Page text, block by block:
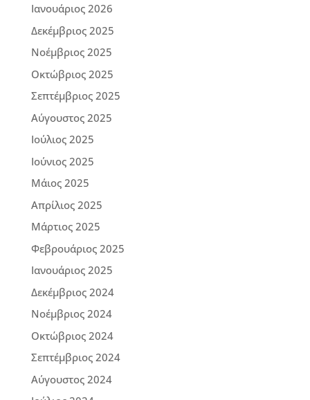
Ιανουάριος 2026
Δεκέμβριος 2025
Νοέμβριος 2025
Οκτώβριος 2025
Σεπτέμβριος 2025
Αύγουστος 2025
Ιούλιος 2025
Ιούνιος 2025
Μάιος 2025
Απρίλιος 2025
Μάρτιος 2025
Φεβρουάριος 2025
Ιανουάριος 2025
Δεκέμβριος 2024
Νοέμβριος 2024
Οκτώβριος 2024
Σεπτέμβριος 2024
Αύγουστος 2024